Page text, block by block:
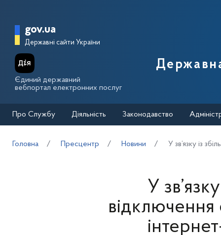
Головна сторінка Державної
gov.ua
Державні сайти України
Єдиний державний
вебпортал електронних послуг
Про Службу Діяльність Законодавство
Головна Пресцентр Новини У зв’язку із
У
відключення